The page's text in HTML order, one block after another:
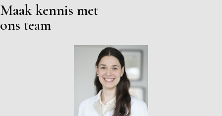
Maak kennis met
ons team